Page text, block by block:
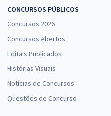
CONCURSOS PÚBLICOS
Concursos 2026
Concursos Abertos
Editais Publicados
Histórias Visuais
Notícias de Concursos
Questões de Concurso